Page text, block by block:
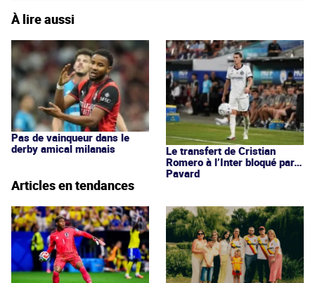
À lire aussi
Pas de vainqueur dans le
derby amical milanais
Le transfert de Cristian
Romero à l’Inter bloqué par…
Pavard
Articles en tendances